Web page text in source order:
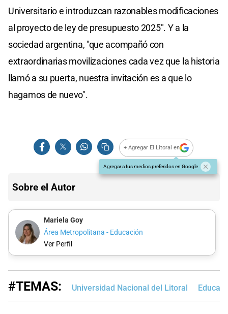
Universitario e introduzcan razonables modificaciones
al proyecto de ley de presupuesto 2025". Y a la
sociedad argentina, "que acompañó con
extraordinarias movilizaciones cada vez que la historia
llamó a su puerta, nuestra invitación es a que lo
hagamos de nuevo".
+ Agregar El Litoral en
Agregar a tus medios preferidos en Google
Sobre el Autor
Mariela Goy
Área Metropolitana - Educación
Ver Perfil
#TEMAS: Universidad Nacional del Litoral